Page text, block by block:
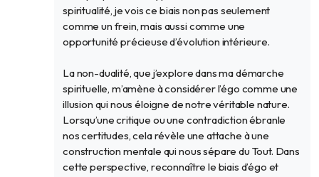
spiritualité, je vois ce biais non pas seulement
comme un frein, mais aussi comme une
opportunité précieuse d’évolution intérieure.
La non-dualité, que j’explore dans ma démarche
spirituelle, m’amène à considérer l’égo comme une
illusion qui nous éloigne de notre véritable nature.
Lorsqu’une critique ou une contradiction ébranle
nos certitudes, cela révèle une attache à une
construction mentale qui nous sépare du Tout. Dans
cette perspective, reconnaître le biais d’égo et